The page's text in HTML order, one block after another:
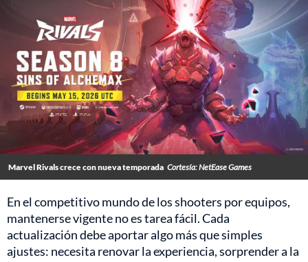
Marvel Rivals crece con nueva temporada Cortesía: NetEase Games
En el competitivo mundo de los shooters por equipos,
mantenerse vigente no es tarea fácil. Cada
actualización debe aportar algo más que simples
ajustes: necesita renovar la experiencia, sorprender a la